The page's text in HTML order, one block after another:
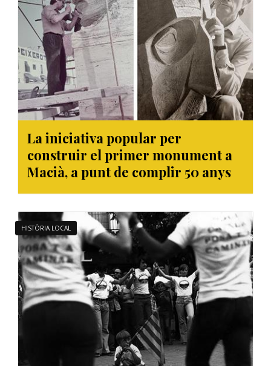
La iniciativa popular per
construir el primer monument a
Macià, a punt de complir 50 anys
HISTÒRIA LOCAL